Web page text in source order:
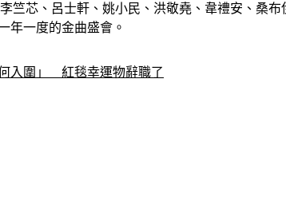
竺芯、呂士軒、姚小民、洪敬堯、韋禮安、桑
年一度的金曲盛會。
入圍」　紅毯幸運物辭職了